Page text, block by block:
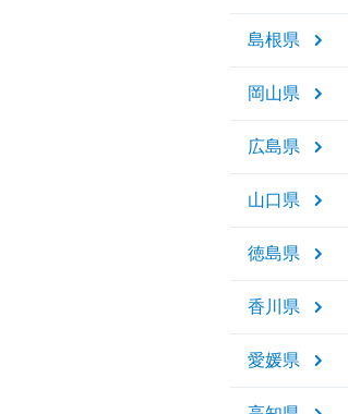
島根県
岡山県
広島県
山口県
徳島県
香川県
愛媛県